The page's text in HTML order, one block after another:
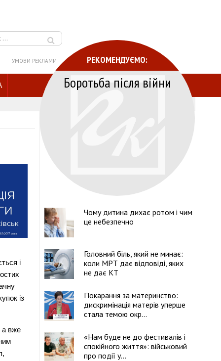
УМОВИ РЕКЛАМИ
і
із
а вже
РЕКОМЕНДУЄМО:
Боротьба після війни
Чому дитина дихає ротом і чим
це небезпечно
Головний біль, який не минає:
коли МРТ дає відповіді, яких
не дає КТ
Покарання за материнство:
дискримінація матерів уперше
стала темою окр...
«Нам буде не до фестивалів і
спокійного життя»: військовий
про події у...